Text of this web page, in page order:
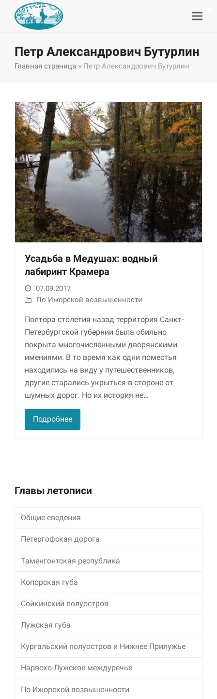
Петр Александрович Бутурлин
Главная страница » Петр Александрович Бутурлин
Усадьба в Медушах: водный
лабиринт Крамера
07.09.2017
По Ижорской возвышенности
Полтора столетия назад территория Санкт-
Петербургской губернии была обильно
покрыта многочисленными дворянскими
имениями. В то время как одни поместья
находились на виду у путешественников,
другие старались укрыться в стороне от
шумных дорог. Но их история не…
Подробнее
Главы летописи
Общие сведения
Петергофская дорога
Таменгонтская республика
Копорская губа
Сойкинский полуостров
Лужская губа
Кургальский полуостров и Нижнее Прилужье
Нарвско-Лужское междуречье
По Ижорской возвышенности
Необходимые
Использование
этих файлов cookie
обязательно. Они
необходимы для
функционирования
веб-сайта.
Маркетинг
интересами и